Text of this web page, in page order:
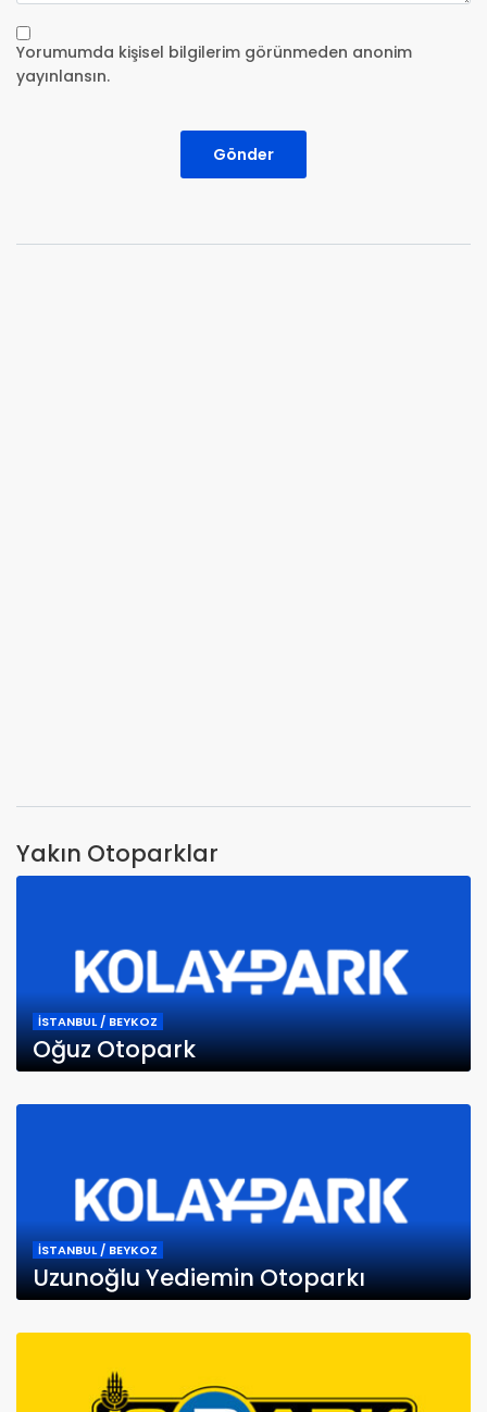
Yorumumda kişisel bilgilerim görünmeden anonim
yayınlansın.
Gönder
Yakın Otoparklar
İSTANBUL / BEYKOZ
Oğuz Otopark
İSTANBUL / BEYKOZ
Uzunoğlu Yediemin Otoparkı